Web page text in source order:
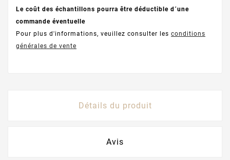
Le coût des échantillons pourra être déductible d´une
commande éventuelle
Pour plus d'informations, veuillez consulter les conditions
générales de vente
Détails du produit
Avis